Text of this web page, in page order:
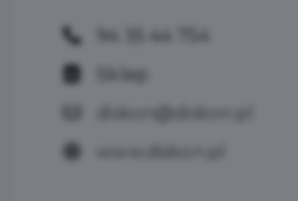
94 35 44 754
Sklep